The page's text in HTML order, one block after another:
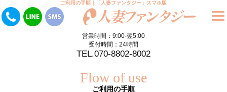
ご利用の手順｜「人妻ファンタジー」スマホ版
営業時間：9:00-翌5:00
受付時間：24時間
TEL.070-8802-8002
Flow of use
ご利用の手順